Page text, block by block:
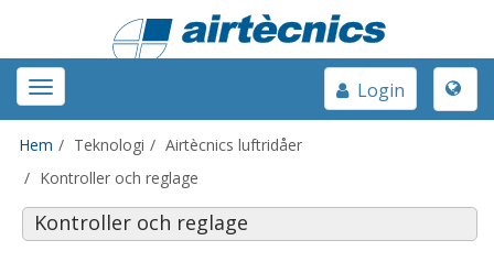
Toggle
navigation
Toggle
Login
Hem Teknologi
Airtècnics luftridåer
Kontroller och reglage
Kontroller och reglage